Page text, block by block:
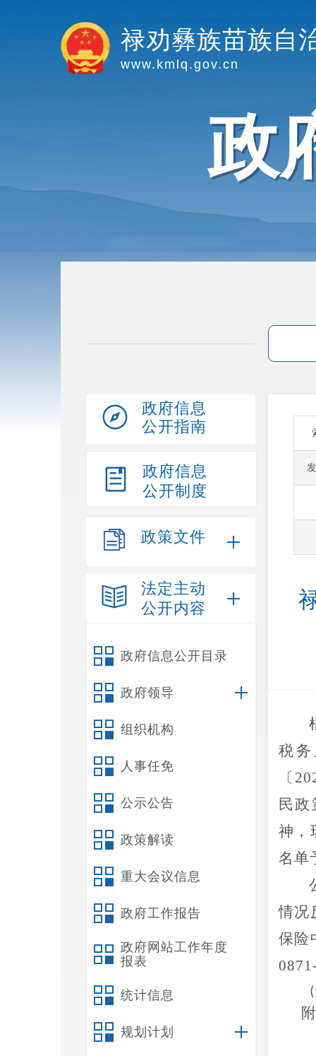
禄劝彝族苗族自
www.kmlq.gov.cn
政
政府信息
公开指南
政府信息
公开制度
政策文件
法定主动
公开内容
政府信息公开目录
政府领导
组织机构
人事任免
公示公告
政策解读
重大会议信息
政府工作报告
政府网站工作年度
报表
统计信息
规划计划
税
〔
民
神 ，
名单
情况
保险